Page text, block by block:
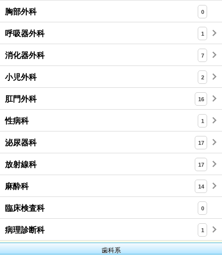
胸部外科 0
呼吸器外科 1
消化器外科 7
小児外科 2
肛門外科 16
性病科 1
泌尿器科 17
放射線科 17
麻酔科 14
臨床検査科 0
病理診断科 1
歯科系